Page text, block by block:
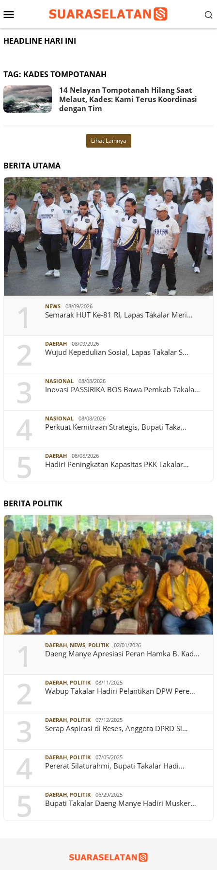
ke
Menu
Mobile
HEADLINE HARI INI
TAG: KADES TOMPOTANAH
14 Nelayan Tompotanah Hilang Saat
Melaut, Kades: Kami Terus Koordinasi
dengan Tim
Lihat Lainnya
BERITA UTAMA
1 NEWS 08/09/2026
Semarak HUT Ke-81 RI, Lapas Takalar Meri…
2 DAERAH 08/09/2026
Wujud Kepedulian Sosial, Lapas Takalar S…
3 NASIONAL 08/08/2026
Inovasi PASSIRIKA BOS Bawa Pemkab Takala…
4 NASIONAL 08/08/2026
Perkuat Kemitraan Strategis, Bupati Taka…
5 DAERAH 08/08/2026
Hadiri Peningkatan Kapasitas PKK Takalar…
BERITA POLITIK
1 DAERAH, NEWS, POLITIK 02/01/2026
Daeng Manye Apresiasi Peran Hamka B. Kad…
2 DAERAH, POLITIK 08/11/2025
Wabup Takalar Hadiri Pelantikan DPW Pere…
3 DAERAH, POLITIK 07/12/2025
Serap Aspirasi di Reses, Anggota DPRD Si…
4 DAERAH, POLITIK 07/05/2025
Pererat Silaturahmi, Bupati Takalar Hadi…
5 DAERAH, POLITIK 06/29/2025
Bupati Takalar Daeng Manye Hadiri Musker…